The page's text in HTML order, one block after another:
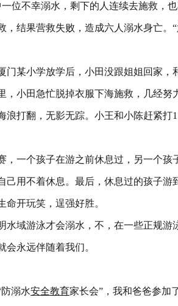
位不幸溺水，剩下的人连续去施救，
结果营救失败，造成六人溺水身亡。
门某小学放学后，小田没跟姐姐回家，
，小田急忙脱掉衣服下海施救，几经努
浪打翻，无影无踪。小王和小陈赶紧打
，一个孩子在游之前休息过，另一个孩
己用不着休息。最后，休息过的孩子游
开玩笑，逞强好胜。
水域游泳才会溺水，不，在一些正规游
永远伴随着我们。
溺水安全教育家长会”，我和爸爸参加